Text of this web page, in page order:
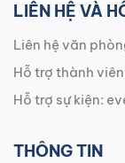
LIÊN HỆ VÀ
Liên hệ văn
Hỗ trợ thành
Hỗ trợ sự kiện:
THÔNG TIN